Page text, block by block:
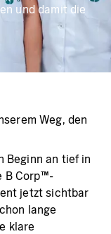
und damit die
Weg, den
Beginn an tief in
B Corp™-
jetzt sichtbar
lange
klare